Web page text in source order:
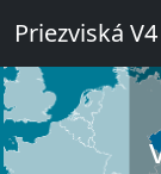
Priezviská V4